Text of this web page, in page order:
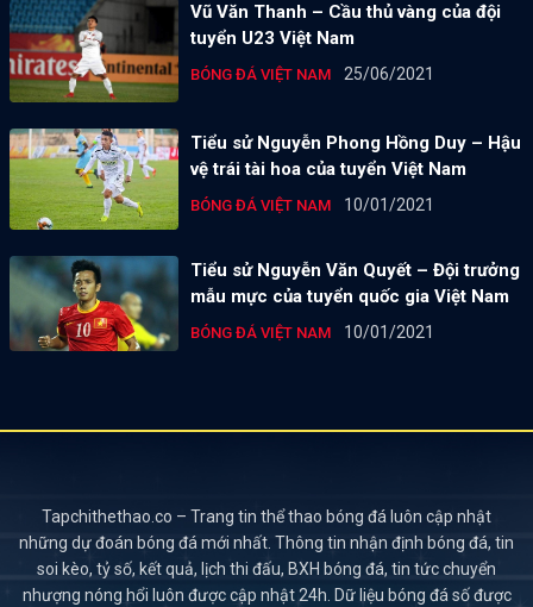
Vũ Văn Thanh – Cầu thủ vàng của đội
tuyển U23 Việt Nam
BÓNG ĐÁ VIỆT NAM 25/06/2021
Tiểu sử Nguyễn Phong Hồng Duy – Hậu
vệ trái tài hoa của tuyển Việt Nam
BÓNG ĐÁ VIỆT NAM 10/01/2021
Tiểu sử Nguyễn Văn Quyết – Đội trưởng
mẫu mực của tuyển quốc gia Việt Nam
BÓNG ĐÁ VIỆT NAM 10/01/2021
Tapchithethao.co – Trang tin thể thao bóng đá luôn cập nhật
những dự đoán bóng đá mới nhất. Thông tin nhận định bóng đá, tin
soi kèo, tỷ số, kết quả, lịch thi đấu, BXH bóng đá, tin tức chuyển
nhượng nóng hổi luôn được cập nhật 24h. Dữ liệu bóng đá số được